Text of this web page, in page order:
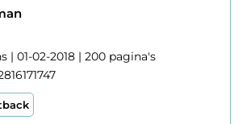
| 01-02-2018 | 200 pagina's